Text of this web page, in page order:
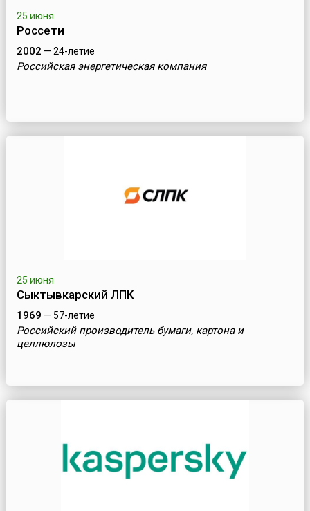
25 июня
Россети
2002 — 24-летие
Российская энергетическая компания
25 июня
Сыктывкарский ЛПК
1969 — 57-летие
Российский производитель бумаги, картона и
целлюлозы